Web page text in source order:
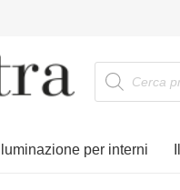
Products
search
Illuminazione per interni